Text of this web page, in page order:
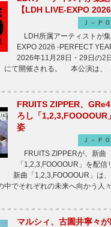
【LDH LIVE-EXPO
Ｊ－Ｐ
LDH所属アーティストが
EXPO 2026 -PERFECT
2026年11月28日・29日の2
にて開催される。 本公演は、
FRUITS ZIPPER、
ろし「1,2,3,FOOOOUR
姿
Ｊ－Ｐ
FRUITS ZIPPERが、新曲
「1,2,3,FOOOOUR」を配
新曲「1,2,3,FOOOOUR」は
中でそれぞれの未来へ向かう人
マルシィ、古園井寧々